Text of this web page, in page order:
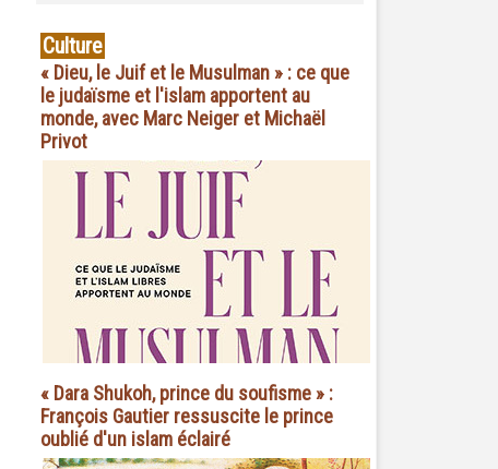
Culture
« Dieu, le Juif et le Musulman » : ce que
le judaïsme et l'islam apportent au
monde, avec Marc Neiger et Michaël
Privot
« Dara Shukoh, prince du soufisme » :
François Gautier ressuscite le prince
oublié d'un islam éclairé